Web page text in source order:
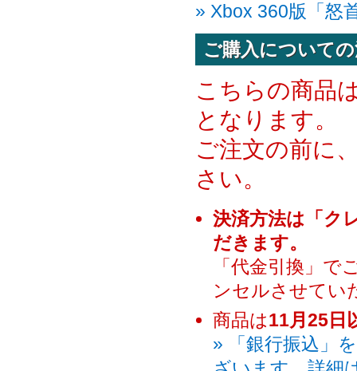
» Xbox 360版「怒
ご購入について
こちらの商品
となります。
ご注文の前に
さい。
決済方法は「ク
だきます。
「代金引換」
ンセルさせてい
商品は11月25日
» 「銀行振込」